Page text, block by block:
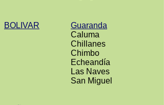
BOLIVAR
Guaranda
Caluma
Chillanes
Chimbo
Echeandía
Las Naves
San Miguel